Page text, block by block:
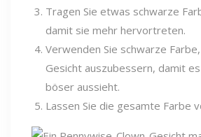
Tragen Sie etwas schwarze
damit sie mehr hervortreten.
Verwenden Sie schwarze
Gesicht auszubessern, damit
böser aussieht.
Lassen Sie die gesamte Farbe